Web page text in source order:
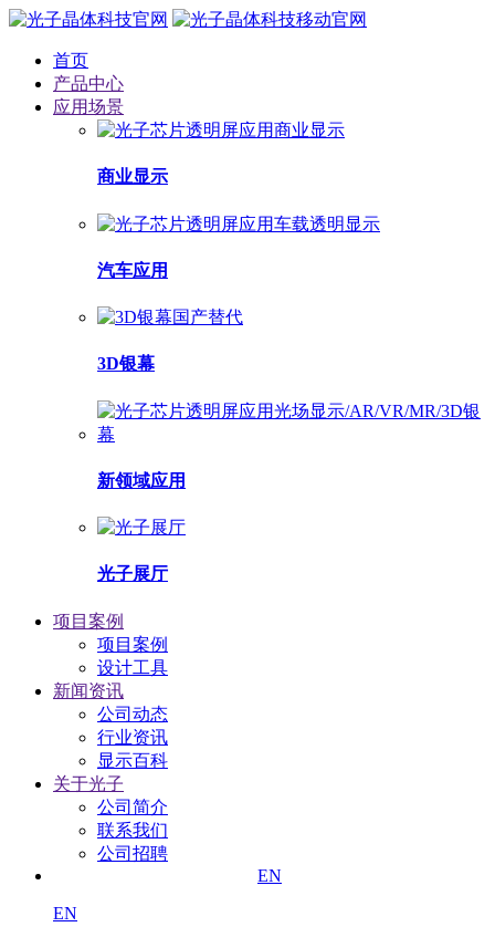
首页
产品中心
应用场景
商业显示
汽车应用
3D银幕
新领域应用
光子展厅
项目案例
项目案例
设计工具
新闻资讯
公司动态
行业资讯
显示百科
关于光子
公司简介
联系我们
公司招聘
EN
EN